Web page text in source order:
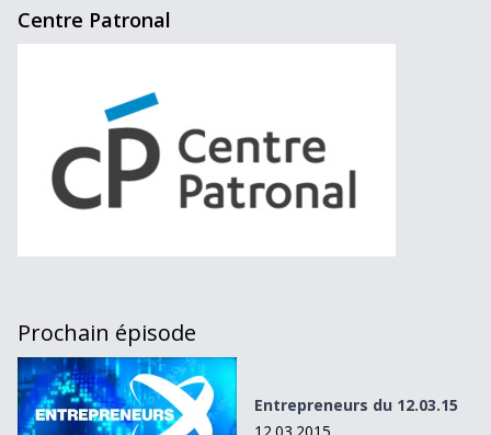
Centre Patronal
Prochain épisode
Entrepreneurs du 12.03.15
Entrepreneurs du 12.03.15